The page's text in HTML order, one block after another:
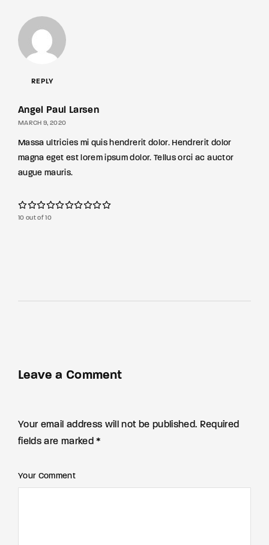
REPLY
Angel Paul Larsen
MARCH 9, 2020
Massa ultricies mi quis hendrerit dolor. Hendrerit dolor
magna eget est lorem ipsum dolor. Tellus orci ac auctor
augue mauris.
10 out of 10
Leave a Comment
Your email address will not be published. Required
fields are marked *
Your Comment